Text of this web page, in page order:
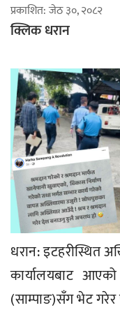
प्रकाशित: जेठ ३०, २०८२
क्लिक धरान
धरान: इटहरीस्थित
कार्यालयबाट
(साम्पाङ)सँग भेट